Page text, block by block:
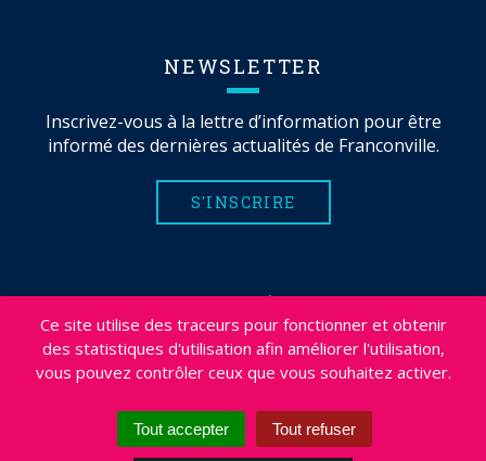
Ce site utilise des traceurs pour fonctionner et obtenir
des statistiques d'utilisation afin améliorer l'utilisation,
vous pouvez contrôler ceux que vous souhaitez activer.
Tout accepter Tout refuser
NEWSLETTER
Inscrivez-vous à la lettre d’information pour être
informé des dernières actualités de Franconville.
S'INSCRIRE
MENTIONS LÉGALES
PLAN DU SITE
CRÉDITS
PROJETS
DÉSABONNEMENT NEWSLETTER
ACCESSIBILITÉ : NON CONFORME